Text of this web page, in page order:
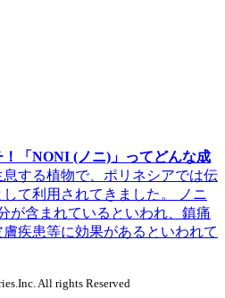
「NONI (ノニ)」ってどんな成
する植物で、ポリネシアでは伝
て利用されてきました。 ノニ
が含まれているといわれ、鎮痛
疾患等に効果があるといわれて
All rights Reserved